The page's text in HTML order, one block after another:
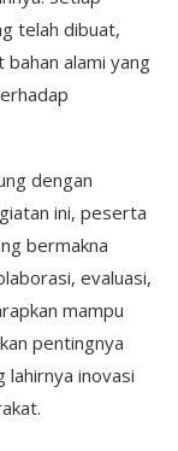
telah dibuat,
alami yang
dengan
ini, peserta
bermakna
evaluasi,
mampu
pentingnya
lahirnya inovasi